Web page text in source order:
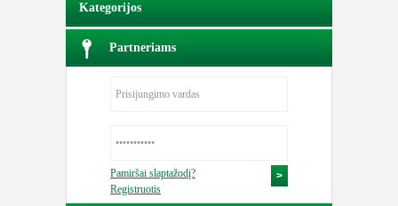
Kategorijos
Partneriams
Pamiršai slaptažodį?
Registruotis